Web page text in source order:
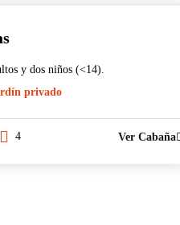
y dos niños (<14).
privado
4 Ver Cabaña